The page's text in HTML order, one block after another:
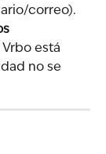
correo).
está
no se